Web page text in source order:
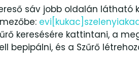
sáv jobb oldalán látható
keresésére kattintani, a
bepipálni, és a Szűrő